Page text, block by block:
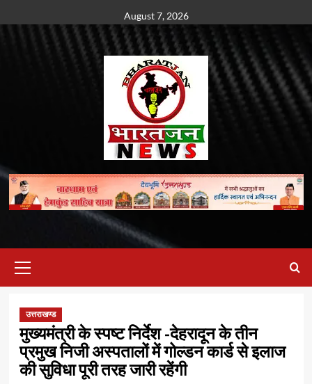
to
August 7, 2026
Menu
उत्तराखण्ड
मुख्यमंत्री के स्पष्ट निर्देश -देहरादून के तीन
प्रमुख निजी अस्पतालों में गोल्डन कार्ड से इलाज
की सुविधा पूरी तरह जारी रहेंगी